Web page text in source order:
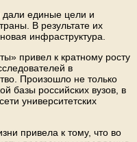
дали единые цели и
В результате их
инфраструктура.
привел к кратному росту
в
Произошло не только
базы российских вузов, в
университетских
привела к тому, что во